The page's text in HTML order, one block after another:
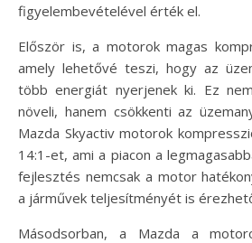
figyelembevételével érték el.
Először is, a motorok magas
amely lehetővé teszi, hogy az
több energiát nyerjenek ki. Ez
növeli, hanem csökkenti az
Mazda Skyactiv motorok
14:1-et, ami a piacon a
fejlesztés nemcsak a motor
a járművek teljesítményét is
Másodsorban, a Mazda a